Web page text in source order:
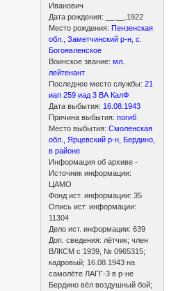
Иванович
Дата рождения: __.__.1922
Место рождения:Пензенская
обл., Заметчинский р-н, с.
Богоявленское
Воинское звание:мл.
лейтенант
Последнее место службы: 21
иап 259 иад 3 ВА КалФ
Дата выбытия: 16.08.1943
Причина выбытия:погиб
Место выбытия:Смоленская
обл., Ярцевский р-н, Бердино,
в районе
Информация об архиве -
Источник информации:
ЦАМО
Фонд ист. информации: 35
Опись ист. информации:
11304
Дело ист. информации: 639
Доп. сведения: лётчик; член
ВЛКСМ с 1939, № 0965315;
кадровый; 16.08.1943 на
самолёте ЛАГГ-3 в р-не
Бердино вёл воздушный бой;